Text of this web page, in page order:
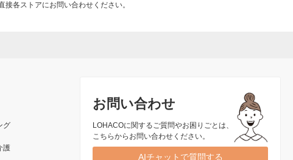
各ストアにお問い合わせください。
お問い合わせ
LOHACOに関するご質問やお困りごとは、
こちらからお問い合わせください。
AIチャットで質問する
グ
護